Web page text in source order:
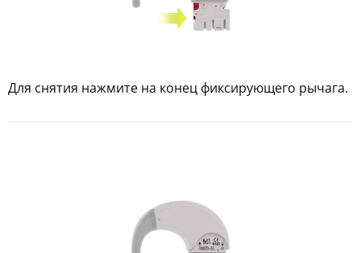
Для снятия нажмите на конец фиксирующего рычага.